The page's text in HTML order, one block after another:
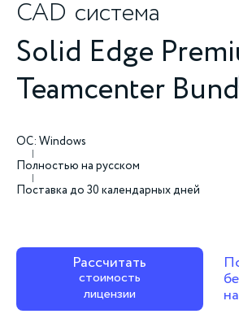
CAD система
Solid Edge
Teamcenter
ОС: Windows
Полностью на русском
Поставка до 30 календарных дней
Рассчитать
стоимость
лицензии